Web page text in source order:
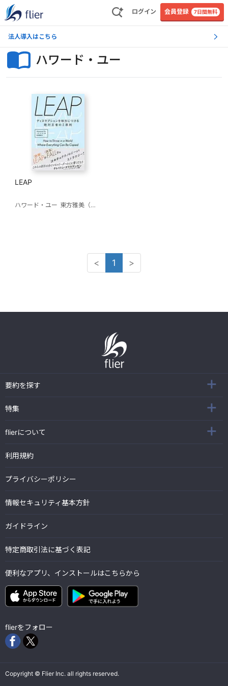
ログイン 会員登録 7日間無料
法人導入はこちら
ハワード・ユー
LEAP
ハワード・ユー 東方雅美（訳）
< 1 >
要約を探す
特集
flierについて
利用規約
プライバシーポリシー
情報セキュリティ基本方針
ガイドライン
特定商取引法に基づく表記
便利なアプリ、インストールはこちらから
flierをフォロー
Copyright © Flier Inc. all rights reserved.